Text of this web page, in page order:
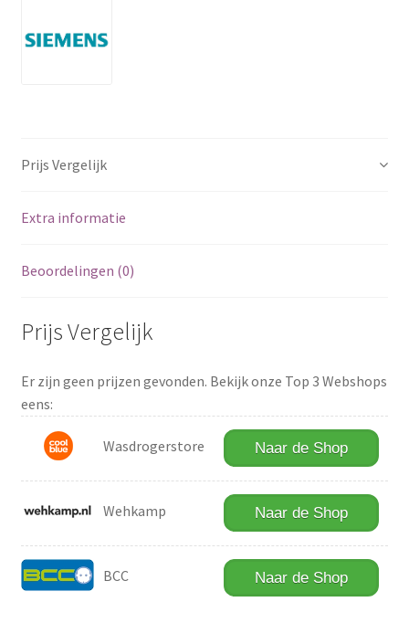
Prijs Vergelijk
Extra informatie
Beoordelingen (0)
Prijs Vergelijk
Er zijn geen prijzen gevonden. Bekijk onze Top 3 Webshops
eens:
Wasdrogerstore Naar de Shop
Wehkamp Naar de Shop
BCC Naar de Shop